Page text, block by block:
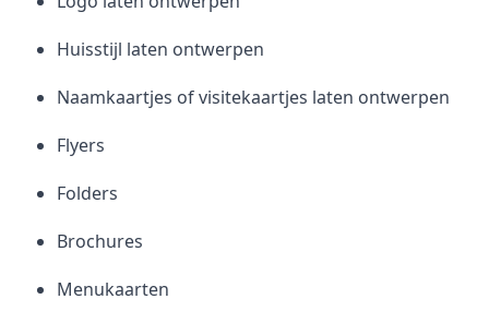
Huisstijl laten ontwerpen
Naamkaartjes of visitekaartjes laten ontwerpen
Flyers
Folders
Brochures
Menukaarten